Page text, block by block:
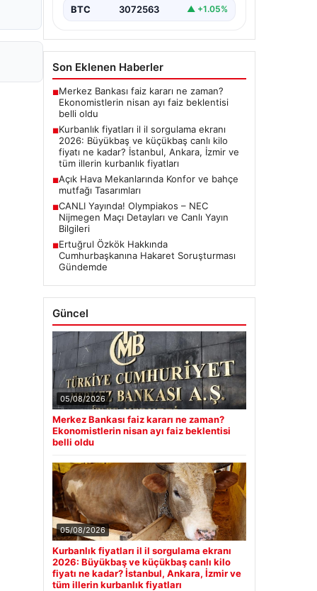
BTC 3072563 ▲ +1.05%
Son Eklenen Haberler
■Merkez Bankası faiz kararı ne zaman?
Ekonomistlerin nisan ayı faiz beklentisi
belli oldu
■Kurbanlık fiyatları il il sorgulama ekranı
2026: Büyükbaş ve küçükbaş canlı kilo
fiyatı ne kadar? İstanbul, Ankara, İzmir ve
tüm illerin kurbanlık fiyatları
■Açık Hava Mekanlarında Konfor ve bahçe
mutfağı Tasarımları
■CANLI Yayında! Olympiakos – NEC
Nijmegen Maçı Detayları ve Canlı Yayın
Bilgileri
■Ertuğrul Özkök Hakkında
Cumhurbaşkanına Hakaret Soruşturması
Gündemde
Güncel
05/08/2026
Merkez Bankası faiz kararı ne zaman?
Ekonomistlerin nisan ayı faiz beklentisi
belli oldu
05/08/2026
Kurbanlık fiyatları il il sorgulama ekranı
2026: Büyükbaş ve küçükbaş canlı kilo
fiyatı ne kadar? İstanbul, Ankara, İzmir ve
tüm illerin kurbanlık fiyatları